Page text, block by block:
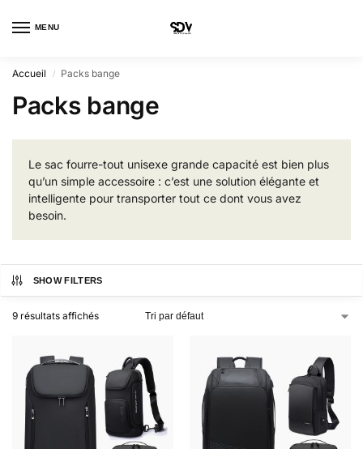
MENU
Accueil / Packs bange
Packs bange
Le sac fourre-tout unisexe grande capacité est bien plus
qu’un simple accessoire : c’est une solution élégante et
intelligente pour transporter tout ce dont vous avez
besoin.
SHOW FILTERS
9 résultats affichés